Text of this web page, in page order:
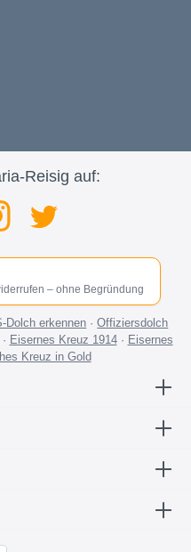
Reisig auf:
– ohne Begründung
Dolch erkennen ·Offiziersdolch
Eisernes Kreuz 1914· Eisernes
Kreuz in Gold